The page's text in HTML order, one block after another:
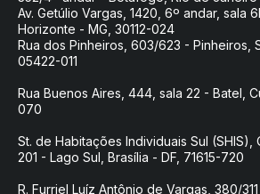
Av. Getúlio Vargas, 1420, 6º andar, sala
Horizonte - MG, 30112-024
Rua dos Pinheiros, 603/623 - Pinheiros,
05422-011
Rua Buenos Aires, 444, sala 22 - Batel,
070
St. de Habitações Individuais Sul (SHIS),
201 - Lago Sul, Brasília - DF, 71615-720
R. Furriel Luíz Antônio de Vargas, 380/